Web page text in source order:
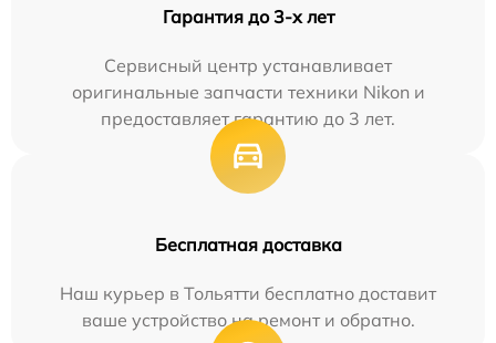
Гарантия до 3-х лет
Сервисный центр устанавливает
оригинальные запчасти техники Nikon и
предоставляет гарантию до 3 лет.
Бесплатная доставка
Наш курьер в Тольятти бесплатно доставит
ваше устройство на ремонт и обратно.